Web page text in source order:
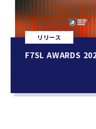
リリース
F7SL AWARDS